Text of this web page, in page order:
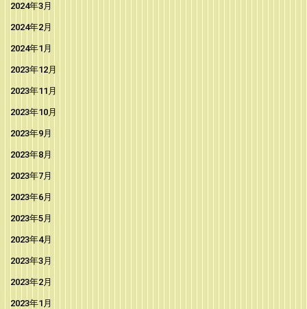
2024年3月
2024年2月
2024年1月
2023年12月
2023年11月
2023年10月
2023年9月
2023年8月
2023年7月
2023年6月
2023年5月
2023年4月
2023年3月
2023年2月
2023年1月